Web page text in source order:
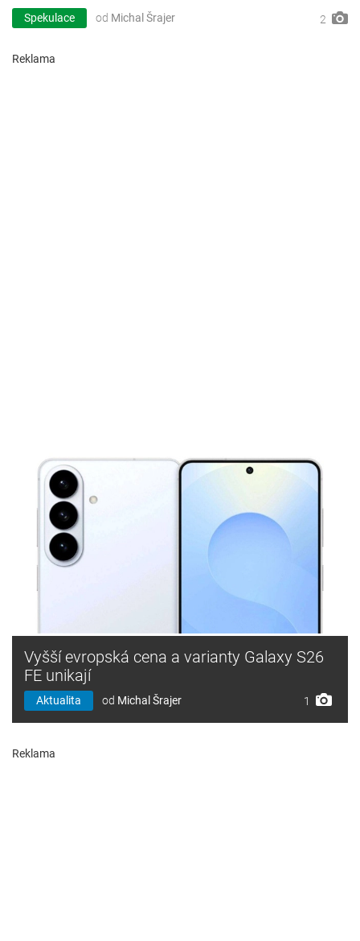
Spekulace od Michal Šrajer 2
Reklama
Vyšší evropská cena a varianty Galaxy S26
FE unikají
Aktualita od Michal Šrajer 1
Reklama